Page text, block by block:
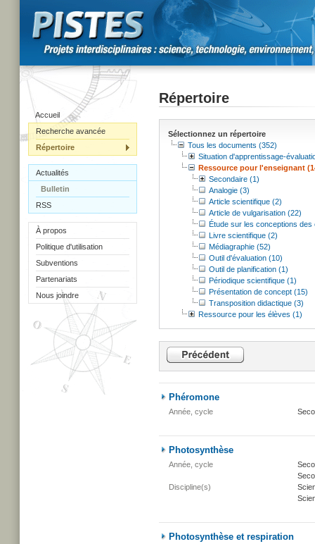
Accueil
Recherche avancée
Répertoire
Actualités
Bulletin
RSS
À propos
Politique d'utilisation
Subventions
Partenariats
Nous joindre
Répertoire
Sélectionnez un répertoire
Tous les documents (352)
Situation d'apprentissage-
Ressource pour l'enseignant
Secondaire (1)
Analogie (3)
Article scientifique (2)
Article de vulgarisation (22)
Étude sur les conceptions des
Livre scientifique (2)
Médiagraphie (52)
Outil d'évaluation (10)
Outil de planification (1)
Périodique scientifique (1)
Présentation de concept (15)
Transposition didactique (3)
Ressource pour les élèves (1)
Phéromone
Année, cycle
Photosynthèse
Année, cycle
Discipline(s)
Photosynthèse et respiration